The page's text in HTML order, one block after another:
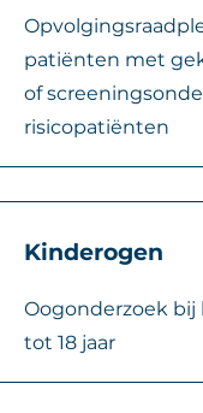
patiënten met
of screenin
risicopatiënten
Kinderogen
Oogonderzoek bij
tot 18 jaar